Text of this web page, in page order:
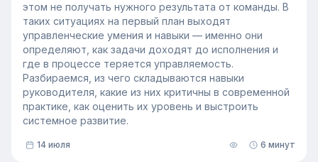
этом не получать нужного результата от команды. В
таких ситуациях на первый план выходят
управленческие умения и навыки — именно они
определяют, как задачи доходят до исполнения и
где в процессе теряется управляемость.
Разбираемся, из чего складываются навыки
руководителя, какие из них критичны в современной
практике, как оценить их уровень и выстроить
системное развитие.
14 июля 6 минут